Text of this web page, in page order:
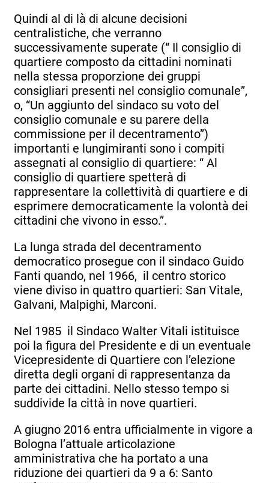
Quindi al di là di alcune decisioni
centralistiche, che verranno
successivamente superate (“ Il consiglio di
quartiere composto da cittadini nominati
nella stessa proporzione dei gruppi
consigliari presenti nel consiglio comunale”,
o, “Un aggiunto del sindaco su voto del
consiglio comunale e su parere della
commissione per il decentramento”)
importanti e lungimiranti sono i compiti
assegnati al consiglio di quartiere: “ Al
consiglio di quartiere spetterà di
rappresentare la collettività di quartiere e di
esprimere democraticamente la volontà dei
cittadini che vivono in esso.”.
La lunga strada del decentramento
democratico prosegue con il sindaco Guido
Fanti quando, nel 1966, il centro storico
viene diviso in quattro quartieri: San Vitale,
Galvani, Malpighi, Marconi.
Nel 1985 il Sindaco Walter Vitali istituisce
poi la figura del Presidente e di un eventuale
Vicepresidente di Quartiere con l’elezione
diretta degli organi di rappresentanza da
parte dei cittadini. Nello stesso tempo si
suddivide la città in nove quartieri.
A giugno 2016 entra ufficialmente in vigore a
Bologna l’attuale articolazione
amministrativa che ha portato a una
riduzione dei quartieri da 9 a 6: Santo